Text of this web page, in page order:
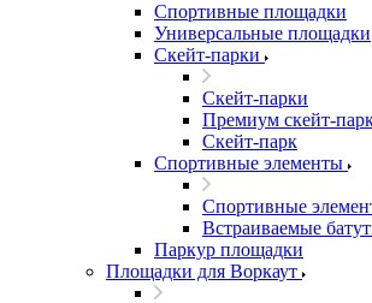
Спортивные площадки
Универсальные площадки
Скейт-парки
Скейт-парки
Премиум скейт-
Скейт-парк
Спортивные элементы
Спортивные
Встраиваемые
Паркур площадки
Площадки для Воркаут